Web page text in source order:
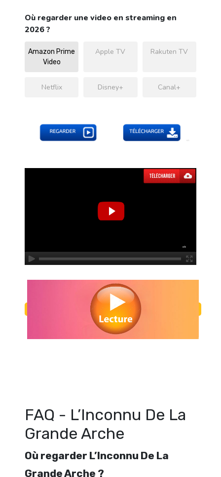
Où regarder une video en streaming en
2026 ?
Amazon Prime
Video
Apple TV Rakuten TV
Netflix Disney+ Canal+
FAQ - L’Inconnu De La
Grande Arche
Où regarder L’Inconnu De La
Grande Arche ?